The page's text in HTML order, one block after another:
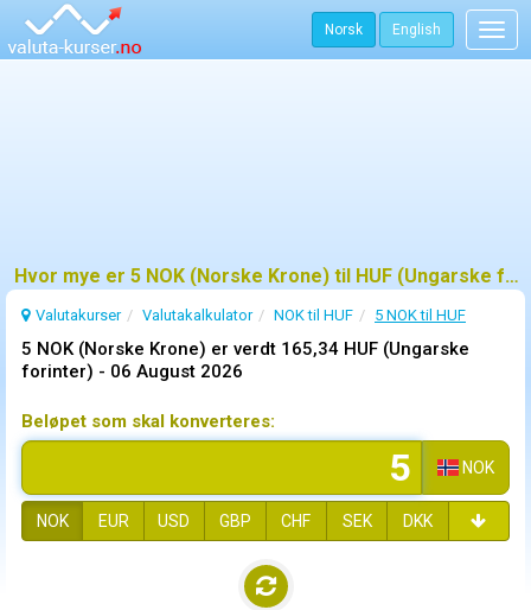
Norsk English
Hvor mye er 5 NOK (Norske Krone) til HUF (Ungarske forinter)?
Valutakurser Valutakalkulator NOK til HUF 5 NOK til HUF
5 NOK (Norske Krone) er verdt 165,34 HUF (Ungarske
forinter) - 06 August 2026
Beløpet som skal konverteres:
NOK
NOK EUR USD GBP CHF SEK DKK